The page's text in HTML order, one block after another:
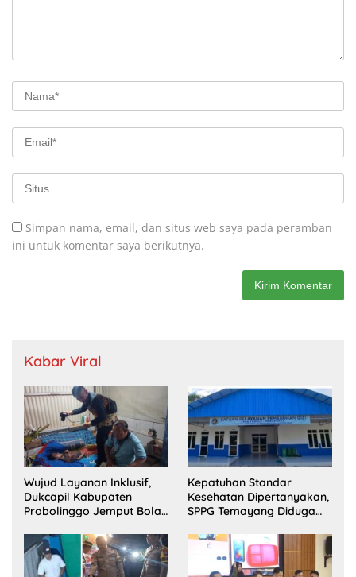
Simpan nama, email, dan situs web saya pada peramban
ini untuk komentar saya berikutnya.
Kabar Viral
Wujud Layanan Inklusif,
Dukcapil Kabupaten
Probolinggo Jemput Bola
Disabilitas di Dringu
Kepatuhan Standar
Kesehatan Dipertanyakan,
SPPG Temayang Diduga